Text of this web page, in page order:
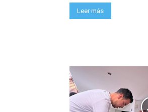
Leer más